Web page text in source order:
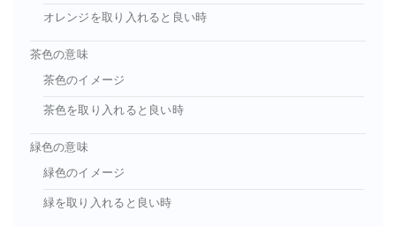
オレンジを取り入れると良い時
茶色の意味
茶色のイメージ
茶色を取り入れると良い時
緑色の意味
緑色のイメージ
緑を取り入れると良い時